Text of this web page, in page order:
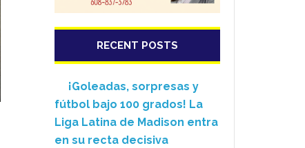
RECENT POSTS
¡Goleadas, sorpresas y
fútbol bajo 100 grados! La
Liga Latina de Madison entra
en su recta decisiva